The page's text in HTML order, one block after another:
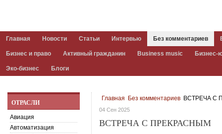
Главная Новости Статьи Интервью Без комментариев
Бизнес и право Активный гражданин Business music Бизнес-
Эко-бизнес Блоги
Главная Без комментариев ВСТРЕЧА С
04 Сен 2025
ВСТРЕЧА С ПРЕКРАСНЫМ
ОТРАСЛИ
Авиация
Автоматизация